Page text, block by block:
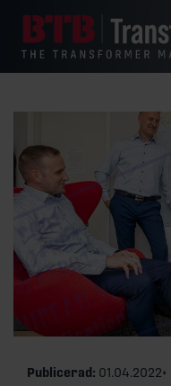
Publicerad: 01.04.2022